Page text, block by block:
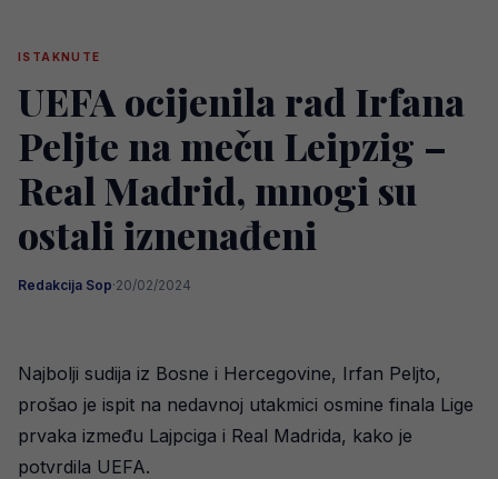
ISTAKNUTE
UEFA ocijenila rad Irfana
Peljte na meču Leipzig –
Real Madrid, mnogi su
ostali iznenađeni
Redakcija Sop·20/02/2024
Najbolji sudija iz Bosne i Hercegovine, Irfan Peljto,
prošao je ispit na nedavnoj utakmici osmine finala Lige
prvaka između Lajpciga i Real Madrida, kako je
potvrdila UEFA.